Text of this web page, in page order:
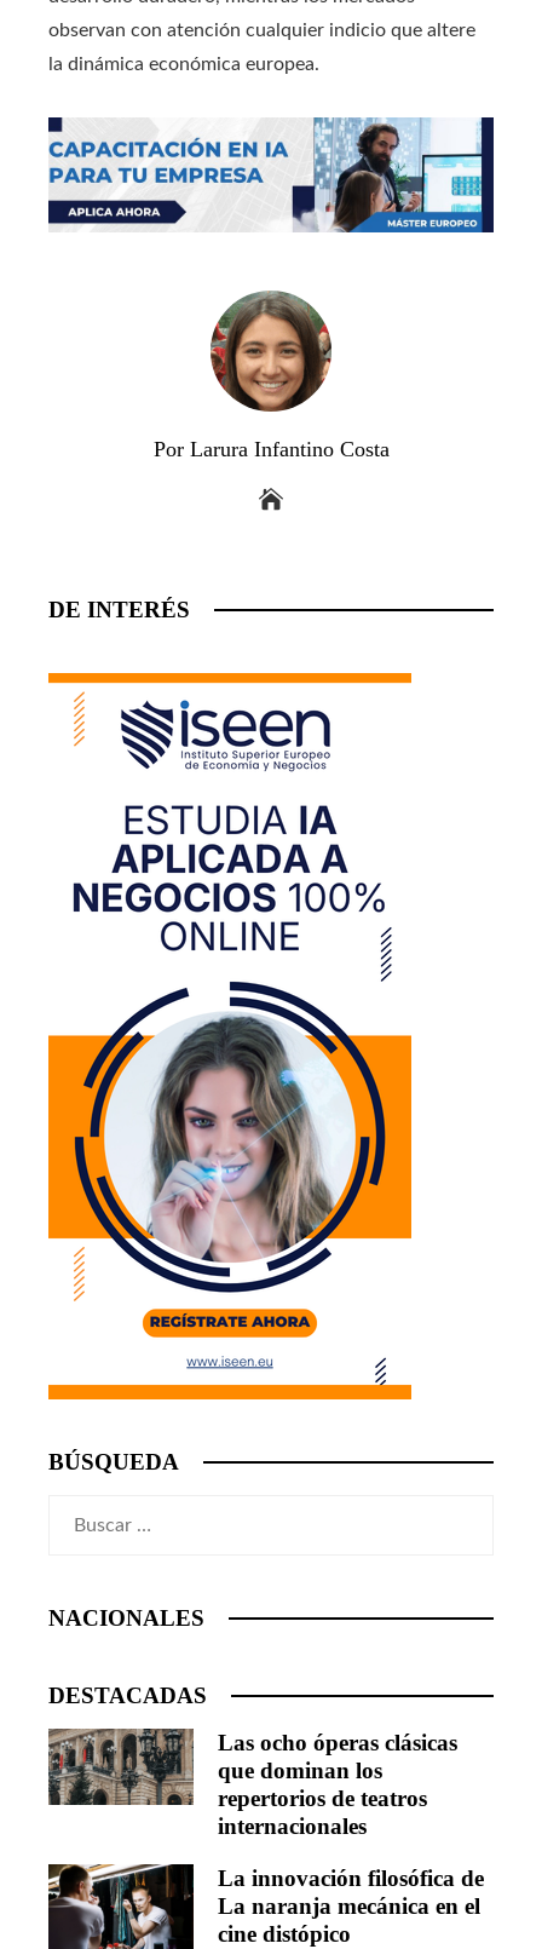
observan con atención cualquier indicio que altere
la dinámica económica europea.
Por Larura Infantino Costa
DE INTERÉS
BÚSQUEDA
NACIONALES
DESTACADAS
Las ocho óperas clásicas
que dominan los
repertorios de teatros
internacionales
La innovación filosófica de
La naranja mecánica en el
cine distópico